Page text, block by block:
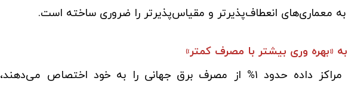
به «بهره وری بیشتر با مصرف کمتر»
با توجه به اینکه مراکز داده حدود ۱% از مصرف برق جهانی را به خود اختصاص می‌دهند،